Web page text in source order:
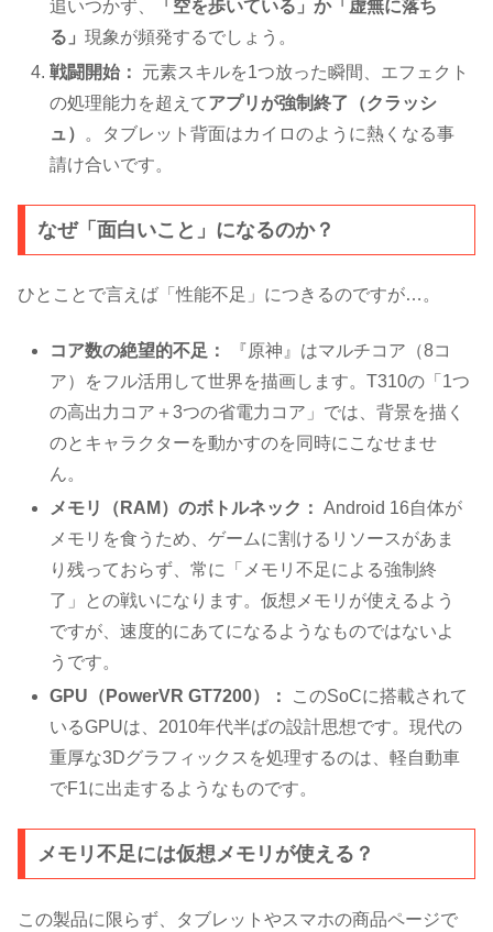
追いつかず、
「空を歩いている」か「虚無に落ち
る」現象が頻発するでしょう。
戦闘開始：
元素スキルを1つ放った瞬間、エフェクト
の処理能力を超えてアプリが強制終了（クラッシ
ュ）
。タブレット背面はカイロのように熱くなる事
請け合いです。
なぜ「面白いこと」になるのか？
ひとことで言えば「性能不足」につきるのですが…。
コア数の絶望的不足：
『原神』はマルチコア（8コ
ア）をフル活用して世界を描画します。T310の「1つ
の高出力コア＋3つの省電力コア」では、背景を描く
のとキャラクターを動かすのを同時にこなせませ
ん。
メモリ（RAM）のボトルネック： Android 16自体が
メモリを食うため、ゲームに割けるリソースがあま
り残っておらず、常に「メモリ不足による強制終
了」との戦いになります。仮想メモリが使えるよう
ですが、速度的にあてになるようなものではないよ
うです。
GPU（PowerVR GT7200）：
このSoCに搭載されて
いるGPUは、2010年代半ばの設計思想です。現代の
重厚な3Dグラフィックスを処理するのは、軽自動車
でF1に出走するようなものです。
メモリ不足には仮想メモリが使える？
この製品に限らず、タブレットやスマホの商品ページで